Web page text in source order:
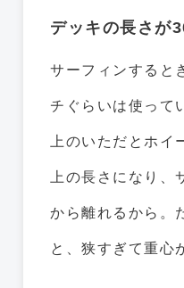
デッキの長さが
サーフィンすると
チぐらいは使って
上のいただとホイ
上の長さになり、
から離れるから。
と、狭すぎて重心